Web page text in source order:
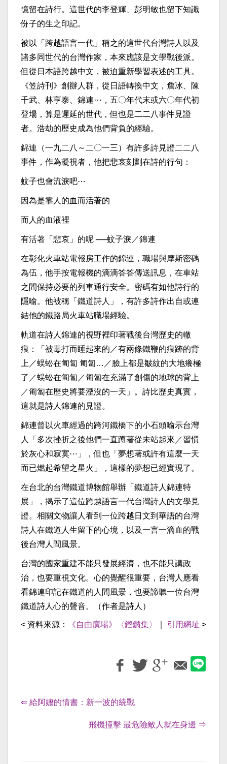
憶留在詩行。這世代的李登輝、彭明敏也留下知識
份子的生之印記。
被以「跨越語言一代」稱之的這世代台灣詩人以及
諸多同世代的台灣作家，本來應該是文學戰後派。
但從日本語跨越中文，被迫重新學習表述的工具。
《笠詩刊》創辦人群，從日語轉換中文，詹冰、陳
千武、林亨泰、錦連⋯，五〇年代末或六〇年代初
登場，算是遲延的世代，但也是二二八事件見證
者。浩劫的歷史成為他們背負的經驗。
錦連（一九二八～二〇一三）有許多詩見證二二八
事件，作為凝視者，他把悲哀刻劃在詩的行句：
蚊子也會流淚吧⋯
因為是靠人的血而活著的
而人的血液裡
有活著「悲哀」的呢 ──蚊子淚／錦連
在彰化火車站電報房工作的錦連，職場與摩斯密碼
為伍，他手按電報機的滴滴答答傳送訊息，在車站
之間保持必要的列車通行安全。密碼有如他詩行的
隱喻。他被稱「鐵道詩人」，有許多詩作出自或連
結他的鐵路局火車站職場經驗。
軌道在詩人錦連的視野裡印著戰後台灣歷史的轍
痕：「被毒打而睡起來的／有兩條鐵鞭的痕跡的背
上／蜈蚣在匍匐 匍匐…／臉上都是皺紋的大地癢極
了／蜈蚣在匍匐／匍匐在充滿了創傷的地球的背上
／匍匐在歷史將要湮沒的一天」。詩比歷史真實，
這就是詩人錦連的見證。
錦連曾以火車經過的跨河鐵橋下的小石頭喻示台灣
人「多次挫折之後他們一直蹲著從未站起來／習慣
於灰心和寂寞⋯」，但也「夢想著或許有這麼一天
而已燃起希望之星火」，這樣的夢想已經實現了。
在台北的台灣鐵道博物館舉辦「鐵道詩人錦連特
展」，揭示了這位跨越語言一代台灣詩人的文學見
證。相關文物讓人看到一位跨越日文到華語的台灣
詩人在鐵道人生留下的心境，以及一言一滴血的戰
後台灣人間風景。
台灣的國家重建不能只發展經濟，也不能只講政
治，也要重視文化。心的覺醒很重要，台灣人應看
看錦連印記在鐵道的人間風景，也要諦聽一位台灣
鐵道詩人心的聲音。（作者是詩人）
< 資料來源： 《自由廣場》〈鏗鏘集〉 引用網址 >
⇐ 給阿嬤的情書：新一波的統戰
飛機撞擊 最危險敵人就在身邊 ⇒